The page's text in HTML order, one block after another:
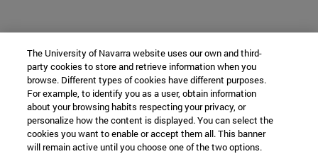
The University of Navarra website uses our own and third-
party cookies to store and retrieve information when you
browse. Different types of cookies have different purposes.
For example, to identify you as a user, obtain information
about your browsing habits respecting your privacy, or
personalize how the content is displayed. You can select the
cookies you want to enable or accept them all. This banner
will remain active until you choose one of the two options.